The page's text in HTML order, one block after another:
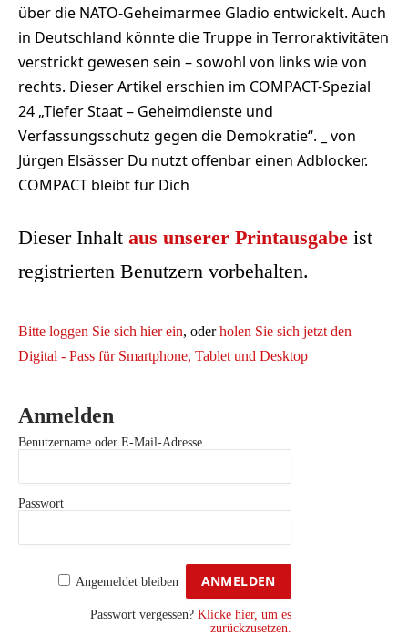
über die NATO-Geheimarmee Gladio entwickelt. Auch
in Deutschland könnte die Truppe in Terroraktivitäten
verstrickt gewesen sein – sowohl von links wie von
rechts. Dieser Artikel erschien im COMPACT-Spezial
24 „Tiefer Staat – Geheimdienste und
Verfassungsschutz gegen die Demokratie“. _ von
Jürgen Elsässer Du nutzt offenbar einen Adblocker.
COMPACT bleibt für Dich
Dieser Inhalt aus unserer Printausgabe ist
registrierten Benutzern vorbehalten.
Bitte loggen Sie sich hier ein, oderholen Sie sich jetzt den
Digital - Pass für Smartphone, Tablet und Desktop
Anmelden
Benutzername oder E-Mail-Adresse
Passwort
Angemeldet bleiben
Passwort vergessen? Klicke hier, um es
zurückzusetzen.